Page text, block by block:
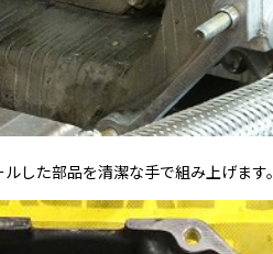
た部品を清潔な手で組み上げます。